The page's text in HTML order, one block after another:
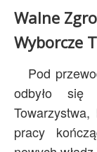
Piszemy
Pożegnania
Zdjęcia
Dyrygenci
Archiwum
O nas
Walne
Wyborcze
Pod
odbyło się
pracy